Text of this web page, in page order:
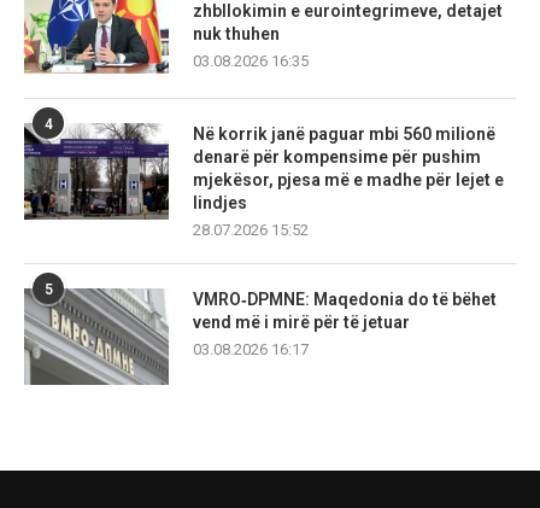
zhbllokimin e eurointegrimeve, detajet
nuk thuhen
03.08.2026 16:35
4
Në korrik janë paguar mbi 560 milionë
denarë për kompensime për pushim
mjekësor, pjesa më e madhe për lejet e
lindjes
28.07.2026 15:52
5
VMRO‑DPMNE: Maqedonia do të bëhet
vend më i mirë për të jetuar
03.08.2026 16:17